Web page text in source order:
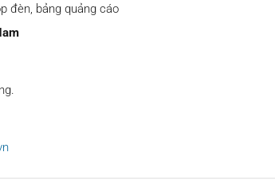
đèn, bảng quảng cáo